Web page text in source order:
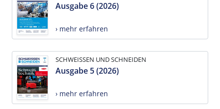
Ausgabe 6 (2026)
› mehr erfahren
SCHWEISSEN UND SCHNEIDEN
Ausgabe 5 (2026)
› mehr erfahren